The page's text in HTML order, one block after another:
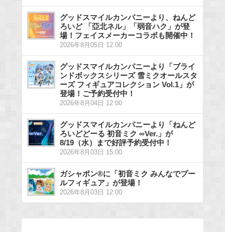
グッドスマイルカンパニーより、ねんど
ろいど 「亞北ネル」「弱音ハク」が登
場！フェイスメーカーコラボも開催中！
2026年8月05日 12:00
グッドスマイルカンパニーより「ブライ
ンドボックスシリーズ 雪ミクオールスタ
ーズ フィギュアコレクション Vol.1」が
登場！ご予約受付中！
2026年8月04日 12:00
グッドスマイルカンパニーより「ねんど
ろいどどーる 初音ミク ∞Ver.」が
8/19（水）まで好評予約受付中！
2026年8月03日 15:00
ガシャポン®に「初音ミク みんなでプー
ルフィギュア」が登場！
2026年8月03日 12:00